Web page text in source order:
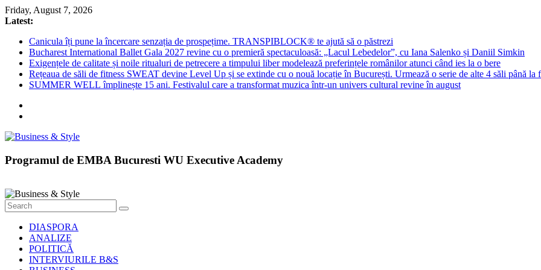
Skip
to
Friday, August 7, 2026
Latest:
Canicula îți pune la încercare senzația de prospețime. TRANSPIBLOCK® te ajută să o păstrezi
Bucharest International Ballet Gala 2027 revine cu o premieră spectaculoasă: „Lacul Lebedelor”, cu Iana Salenko și Daniil Simkin
Exigențele de calitate și noile ritualuri de petrecere a timpului liber modelează preferințele românilor atunci când ies la o bere
Rețeaua de săli de fitness SWEAT devine Level Up și se extinde cu o nouă locație în București. Urmează o serie de alte 4 săli până la
SUMMER WELL împlinește 15 ani. Festivalul care a transformat muzica într-un univers cultural revine în august
Business
Style
Știri
Programul de EMBA Bucuresti WU Executive Academy
DIASPORA
ANALIZE
POLITICĂ
INTERVIURILE B&S